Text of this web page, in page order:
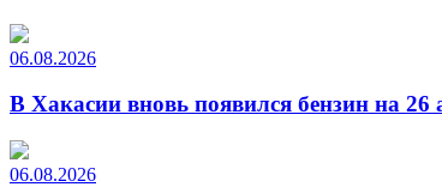
06.08.2026
В Хакасии вновь появился бензин на 26
06.08.2026